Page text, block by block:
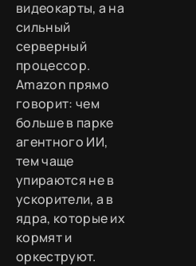
видеокарты, а на
сильный
серверный
процессор.
Amazon прямо
говорит: чем
больше в парке
агентного ИИ,
тем чаще
упираются не в
ускорители, а в
ядра, которые их
кормят и
оркеструют.